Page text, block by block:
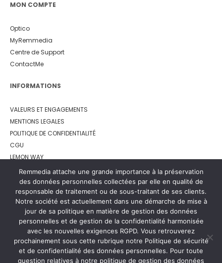
MON COMPTE
Optico
MyRemmedia
Centre de Support
ContactMe
INFORMATIONS
VALEURS ET ENGAGEMENTS
MENTIONS LEGALES
POLITIQUE DE CONFIDENTIALITÉ
CGU
LEMON WAY
Remmedia attache une grande importance à la préservation
des données personnelles collectées par elle en qualité de
responsable de traitement ou de sous-traitant de ses clients.
Notre société est actuellement dans une démarche de mise à
jour de sa politique en matière de gestion des données
personnelles et de gestion de la confidentialité harmonisée
avec les nouvelles exigences RGPD. Vous retrouverez
prochainement sous cette rubrique notre Politique de sécurité
et de confidentialité des données personnelles. Pour toute
question relatives à notre politique de gestion des données